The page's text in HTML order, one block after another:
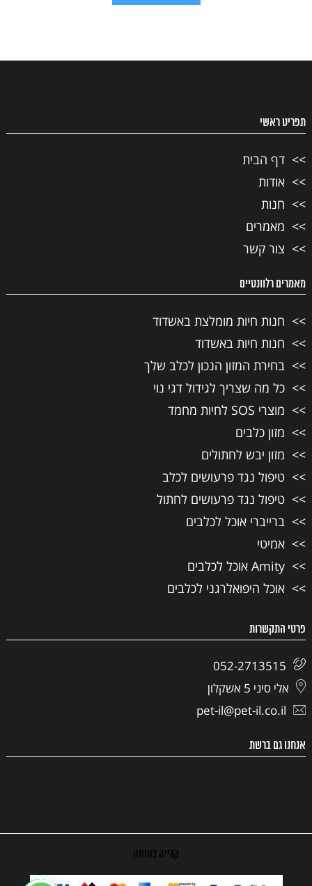
תפריט ראשי
דף הבית
אודות
חנות
מאמרים
צור קשר
מאמרים רלוונטיים
חנות חיות מומלצת באשדוד
חנות חיות באשדוד
בחירת המזון הנכון לכלב שלך
כל מה שצריך לגידול דגי נוי
מוצרי SOS לחיות מחמד
מזון כלבים
מזון יבש לחתולים
טיפול נגד פרעושים לכלב
טיפול נגד פרעושים לחתול
ברייברי אוכל לכלבים
אמיטי
Amity אוכל לכלבים
אוכל היפואלרגני לכלבים
פרטי התקשרות
052-2713515
אלי סיני 5 אשקלון
pet-il@pet-il.co.il
אנחנו גם ברשת
קנייה בטוחה